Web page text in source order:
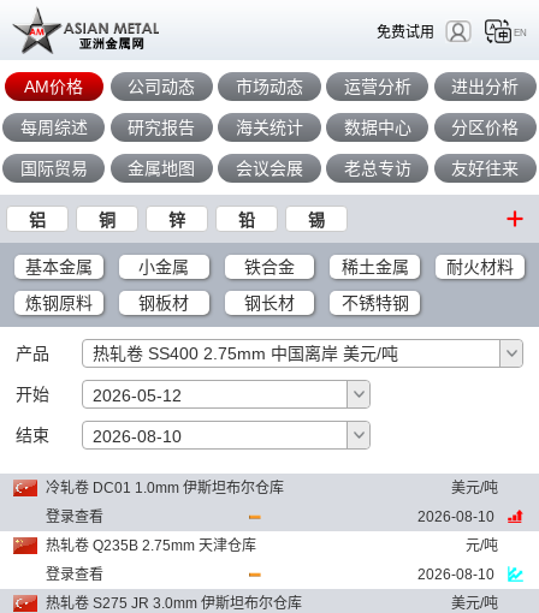
免费试用 EN
AM价格 公司动态 市场动态 运营分析 进出分析
每周综述 研究报告 海关统计 数据中心 分区价格
国际贸易 金属地图 会议会展 老总专访 友好往来
铝 铜 锌 铅 锡
基本金属 小金属 铁合金 稀土金属
耐火材料
炼钢原料
钢板材 钢长材 不锈特钢
产品 热轧卷 SS400 2.75mm 中国离岸 美元/吨
开始 2026-05-12
结束 2026-08-10
冷轧卷 DC01 1.0mm 伊斯坦布尔仓库
美元/吨
登录查看
2026-08-10
热轧卷 Q235B 2.75mm 天津仓库
元/吨
登录查看
2026-08-10
热轧卷 S275 JR 3.0mm 伊斯坦布尔仓库
美元/吨